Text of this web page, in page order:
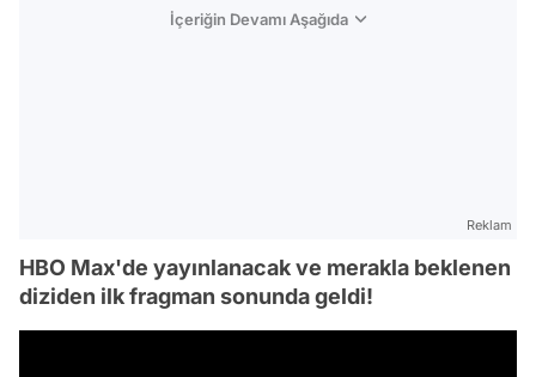
İçeriğin Devamı Aşağıda
Reklam
HBO Max'de yayınlanacak ve merakla beklenen
diziden ilk fragman sonunda geldi!